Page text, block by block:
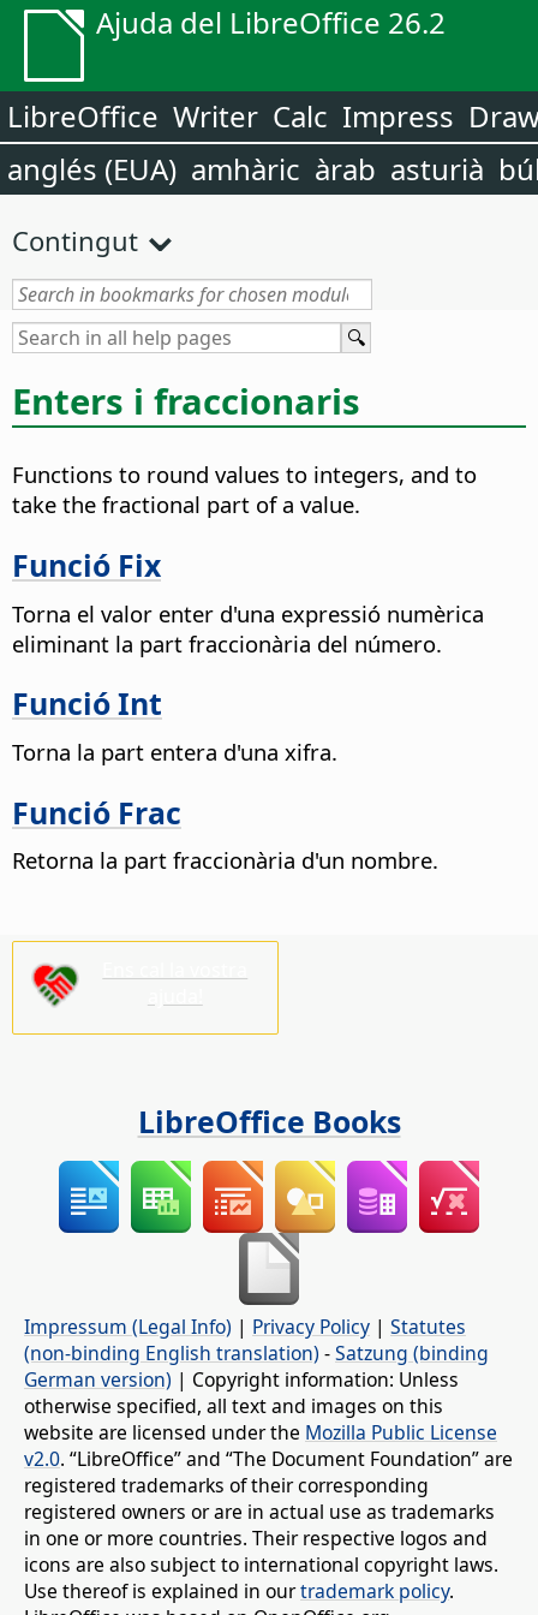
Ajuda del LibreOffice 26.2
LibreOffice Writer Calc Impress
anglés (EUA) amhàric àrab asturià
Contingut
Enters i fraccionaris
Functions to round values to integers, and to
take the fractional part of a value.
Funció Fix
Torna el valor enter d'una expressió numèrica
eliminant la part fraccionària del número.
Funció Int
Torna la part entera d'una xifra.
Funció Frac
Retorna la part fraccionària d'un nombre.
LibreOffice Books
Impressum (Legal Info) | Privacy Policy | Statutes
(non-binding English translation) -Satzung (binding
German version) | Copyright information: Unless
otherwise specified, all text and images on this
website are licensed under the Mozilla Public License
v2.0. “LibreOffice” and “The Document Foundation” are
registered trademarks of their corresponding
registered owners or are in actual use as trademarks
in one or more countries. Their respective logos and
icons are also subject to international copyright laws.
Use thereof is explained in ourtrademark policy.